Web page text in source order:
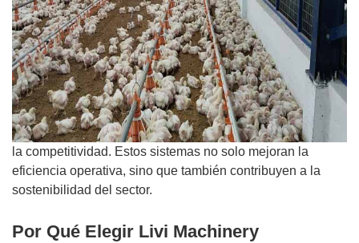
la competitividad. Estos sistemas no solo mejoran la
eficiencia operativa, sino que también contribuyen a la
sostenibilidad del sector.
Por Qué Elegir Livi Machinery